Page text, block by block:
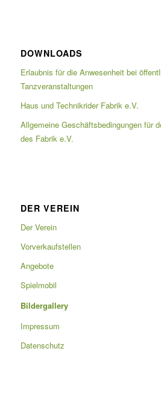
DOWNLOADS
Erlaubnis für die Anwesenheit bei
Tanzveranstaltungen
Haus und Technikrider Fabrik e.V.
Allgemeine Geschäftsbedingungen für
des Fabrik e.V.
DER VEREIN
Der Verein
Vorverkaufstellen
Angebote
Spielmobil
Bildergallery
Impressum
Datenschutz